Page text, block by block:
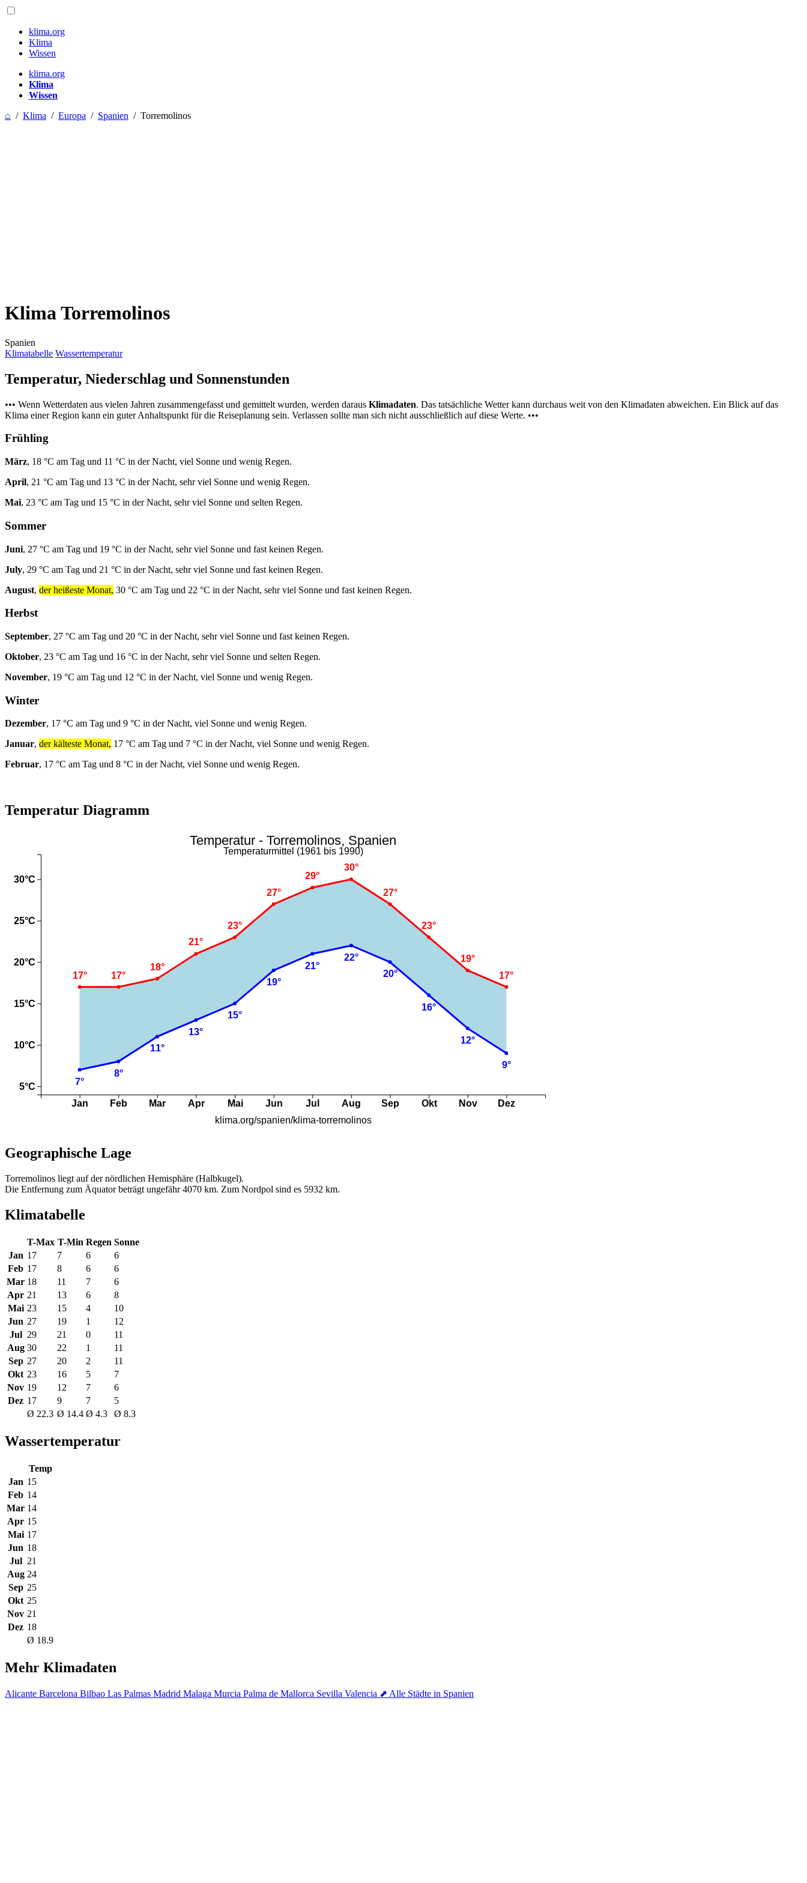
klima.org
Klima
Wissen
klima.org
Klima
Wissen
⌂ / Klima / Europa / Spanien / Torremolinos
Klima Torremolinos
Spanien
Klimatabelle Wassertemperatur
Temperatur, Niederschlag und Sonnenstunden
••• Wenn Wetterdaten aus vielen Jahren zusammengefasst und gemittelt wurden, werden daraus Klimadaten. Das tatsächliche Wetter kann durchaus weit von den Klimadaten abweichen. Ein Blick auf das
Klima einer Region kann ein guter Anhaltspunkt für die Reiseplanung sein. Verlassen sollte man sich nicht ausschließlich auf diese Werte. •••
Frühling
März, 18 °C am Tag und 11 °C in der Nacht, viel Sonne und wenig Regen.
April, 21 °C am Tag und 13 °C in der Nacht, sehr viel Sonne und wenig Regen.
Mai, 23 °C am Tag und 15 °C in der Nacht, sehr viel Sonne und selten Regen.
Sommer
Juni, 27 °C am Tag und 19 °C in der Nacht, sehr viel Sonne und fast keinen Regen.
July, 29 °C am Tag und 21 °C in der Nacht, sehr viel Sonne und fast keinen Regen.
August, der heißeste Monat, 30 °C am Tag und 22 °C in der Nacht, sehr viel Sonne und fast keinen Regen.
Herbst
September, 27 °C am Tag und 20 °C in der Nacht, sehr viel Sonne und fast keinen Regen.
Oktober, 23 °C am Tag und 16 °C in der Nacht, sehr viel Sonne und selten Regen.
November, 19 °C am Tag und 12 °C in der Nacht, viel Sonne und wenig Regen.
Winter
Dezember, 17 °C am Tag und 9 °C in der Nacht, viel Sonne und wenig Regen.
Januar, der kälteste Monat, 17 °C am Tag und 7 °C in der Nacht, viel Sonne und wenig Regen.
Februar, 17 °C am Tag und 8 °C in der Nacht, viel Sonne und wenig Regen.
Temperatur Diagramm
Geographische Lage
Torremolinos liegt auf der nördlichen Hemisphäre (Halbkugel).
Die Entfernung zum Äquator beträgt ungefähr 4070 km. Zum Nordpol sind es 5932 km.
Klimatabelle
T-Max T-Min Regen Sonne
Jan 17 7 6
6
Feb 17 8 6
6
Mar 18 11 7
6
Apr 21 13 6
8
Mai 23 15 4
10
Jun 27 19 1
12
Jul 29 21 0
11
Aug 30 22 1
11
Sep 27 20 2
11
Okt 23 16 5
7
Nov 19 12 7
6
Dez 17 9 7
5
Ø 22.3 Ø 14.4 Ø 4.3 Ø 8.3
Wassertemperatur
Temp
Jan 15
Feb 14
Mar 14
Apr 15
Mai 17
Jun 18
Jul 21
Aug 24
Sep 25
Okt 25
Nov 21
Dez 18
Ø 18.9
Mehr Klimadaten
Alicante Barcelona Bilbao Las Palmas Madrid Malaga Murcia Palma de Mallorca Sevilla Valencia ⬈ Alle Städte in Spanien